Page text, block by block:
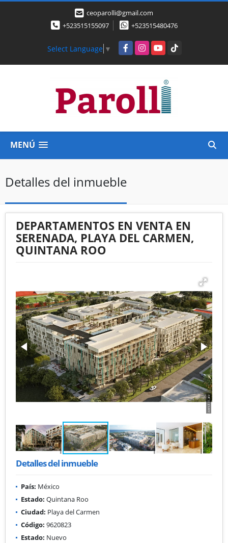
ceoparolli@gmail.com
+523515155097
+523515480476
Select Language ▼ FacebookInstagramYouTubeTikTok
MENÚ
Detalles del inmueble
DEPARTAMENTOS EN VENTA EN
SERENADA, PLAYA DEL CARMEN,
QUINTANA ROO
Detalles del inmueble
País: México
Estado: Quintana Roo
Ciudad: Playa del Carmen
Código: 9620823
Estado: Nuevo